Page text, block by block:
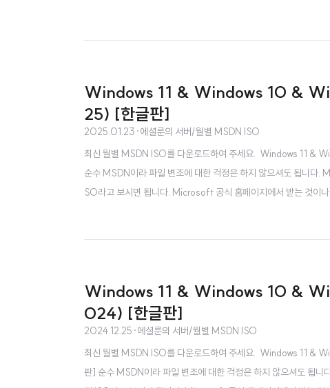
Windows 11 & Windows 10 &
25) [한글판]
2025.01.23 ·에셜룬의 서버/월별 MSDN ISO
최신 월별 MSDN ISO를 다운로드하여 주세요. Windows 11
순수 MSDN이라 파일 변조에 대한 걱정은 하지 않으셔도 됩니
SO라고 보시면 됩니다. Microsoft 공식 홈페이지에서 받는 것
Windows 11 & Windows 10 &
024) [한글판]
2024.12.25 ·에셜룬의 서버/월별 MSDN ISO
최신 월별 MSDN ISO를 다운로드하여 주세요. Windows 11
판] 순수 MSDN이라 파일 변조에 대한 걱정은 하지 않으셔도 됩